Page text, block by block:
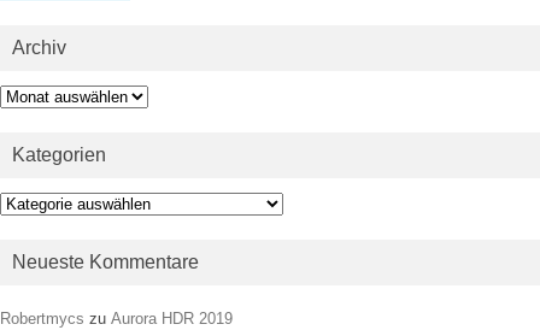
Archiv
Archiv
Kategorien
Kategorien
Neueste Kommentare
Robertmycs zu Aurora HDR 2019